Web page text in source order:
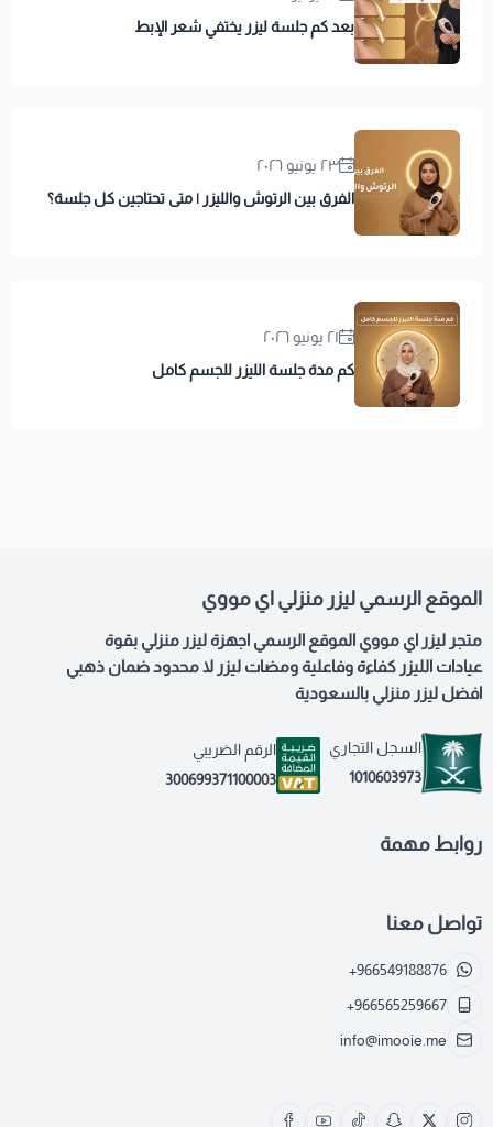
بعد كم جلسة ليزر يختفي شعر الإبط
٢٣ يونيو ٢٠٢٦
الفرق بين الرتوش والليزر | متى تحتاجين كل جلسة؟
٢١ يونيو ٢٠٢٦
كم مدة جلسة الليزر للجسم كامل
الموقع الرسمي ليزر منزلي اي مووي
متجر ليزر اي مووي الموقع الرسمي اجهزة ليزر منزلي بقوة
عيادات الليزر كفاءة وفاعلية ومضات ليزر لا محدود ضمان ذهبي
افضل ليزر منزلي بالسعودية
السجل التجاري
1010603973
الرقم الضريبي
300699371100003
روابط مهمة
تواصل معنا
+966549188876
+966565259667
info@imooie.me